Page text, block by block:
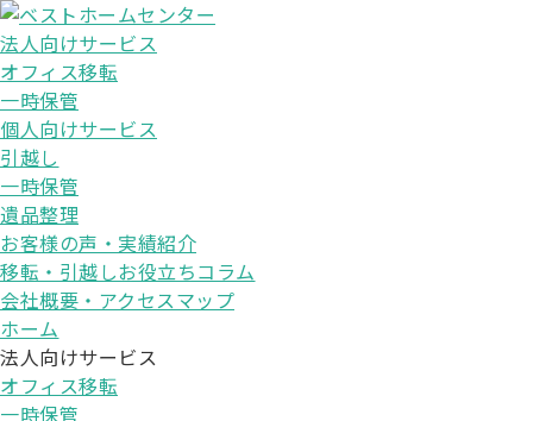
法人向けサービス
オフィス移転
一時保管
個人向けサービス
引越し
一時保管
遺品整理
お客様の声・実績紹介
移転・引越しお役立ちコラム
会社概要・アクセスマップ
ホーム
法人向けサービス
オフィス移転
一時保管